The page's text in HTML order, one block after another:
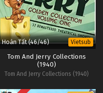
Hoàn Tất (46/46) Vietsub
Tom And Jerry Collections
(1940)
Tom And Jerry Collections (1940)